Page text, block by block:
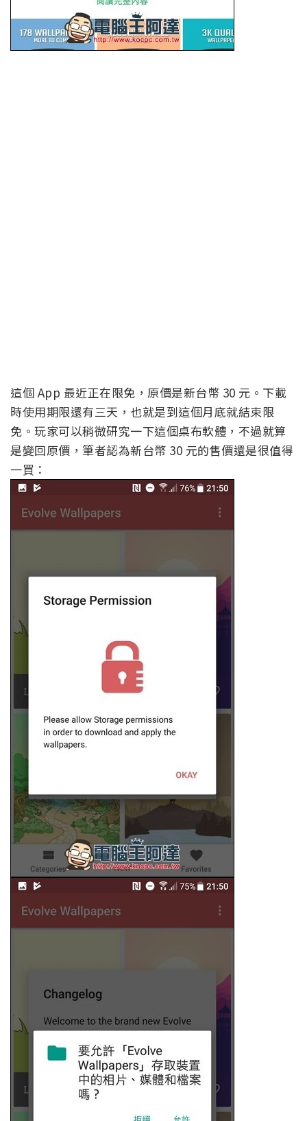
這個 App 最近正在限免，原價是新台幣 30 元。下載
時使用期限還有三天，也就是到這個月底就結束限
免。玩家可以稍微研究一下這個桌布軟體，不過就算
是變回原價，筆者認為新台幣 30 元的售價還是很值得
一買：